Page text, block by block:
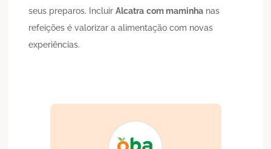
seus preparos. IncluirAlcatra com maminha nas
refeições é valorizar a alimentação com novas
experiências.